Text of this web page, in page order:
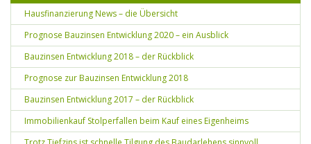
Hausfinanzierung News – die Übersicht
Prognose Bauzinsen Entwicklung 2020 – ein Ausblick
Bauzinsen Entwicklung 2018 – der Rückblick
Prognose zur Bauzinsen Entwicklung 2018
Bauzinsen Entwicklung 2017 – der Rückblick
Immobilienkauf Stolperfallen beim Kauf eines Eigenheims